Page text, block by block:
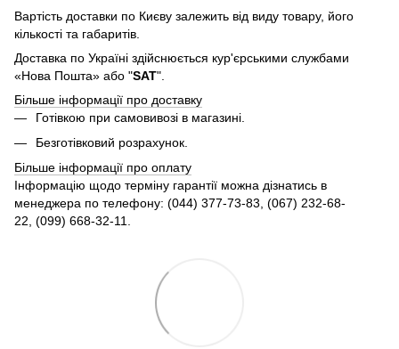
Вартість доставки по Києву залежить від виду товару, його
кількості та габаритів.
Доставка по Україні здійснюється кур'єрськими службами
«Нова Пошта» або "SAT".
Більше інформації про доставку
Готівкою при самовивозі в магазині.
Безготівковий розрахунок.
Більше інформації про оплату
Інформацію щодо терміну гарантії можна дізнатись в
менеджера по телефону: (044) 377-73-83, (067) 232-68-
22, (099) 668-32-11.